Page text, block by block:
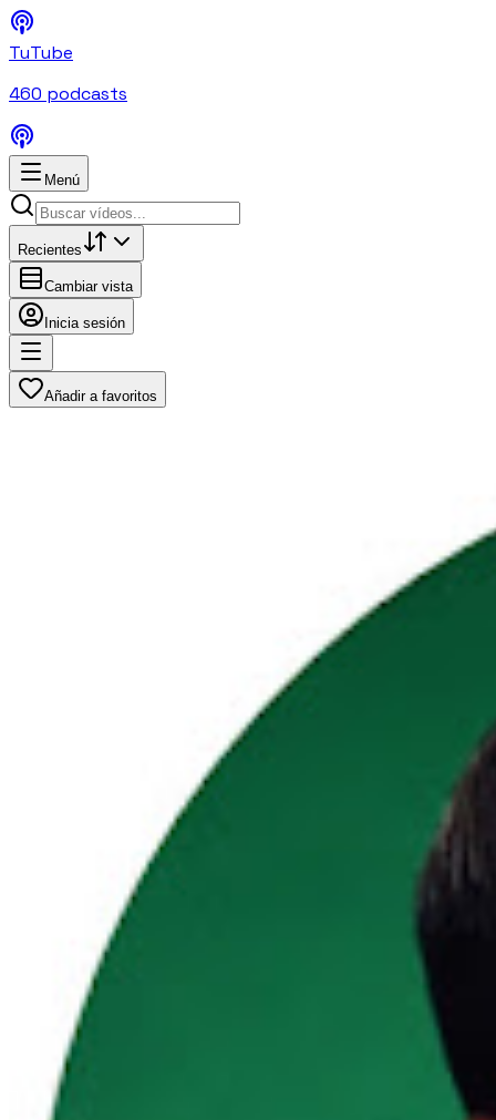
TuTube
460 podcasts
Menú
Recientes
Cambiar vista
Inicia sesión
Añadir a favoritos